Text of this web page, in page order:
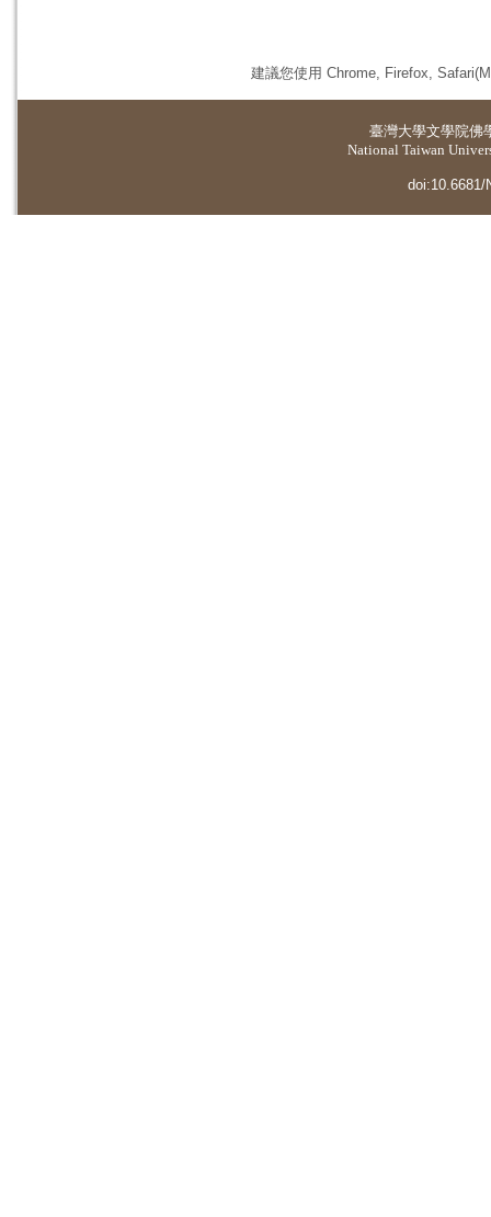
建議您使用 Chrome, Firefox,
臺灣大學文學院佛
National Taiwan
doi:10.6681/